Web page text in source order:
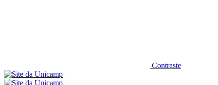
Contraste